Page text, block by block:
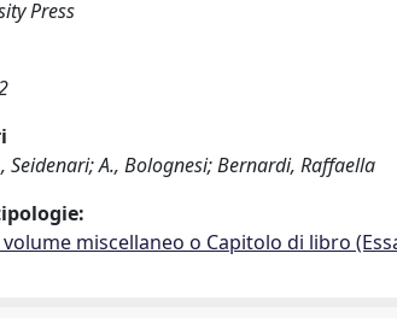
Press
Seidenari; A., Bolognesi; Bernardi, Raffaella
volume miscellaneo o Capitolo di libro